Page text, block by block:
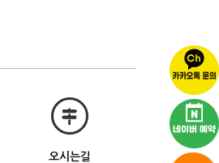
오시는길